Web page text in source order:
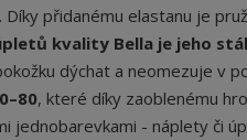
přidanému elastanu je
kvality Bella je jeho
dýchat a neomezuje v
, které díky zaoblenému
jednobarevkami - náplety či